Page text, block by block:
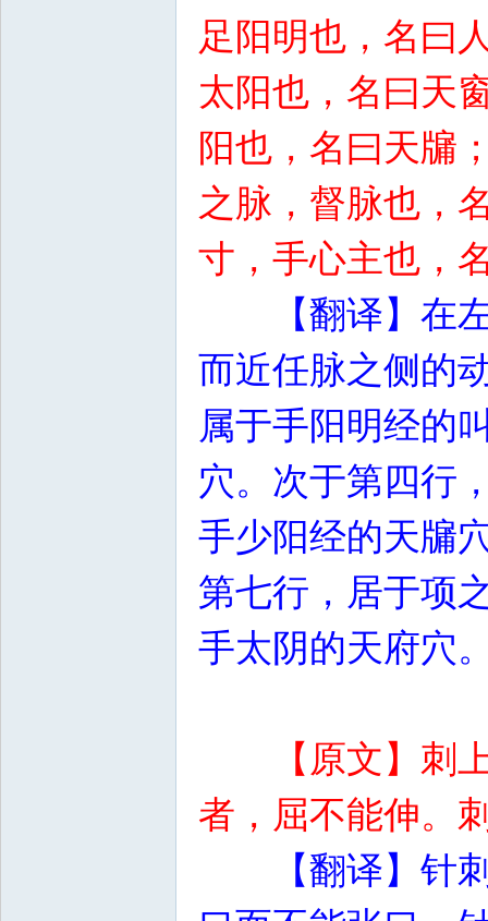
足阳明也，名曰
太阳也，名曰天
阳也，名曰天牖
之脉，督脉也，
寸，手心主也，
【翻译】在
而近任脉之侧的
属于手阳明经的
穴。次于第四行
手少阳经的天牖
第七行，居于项
手太阴的天府穴
【原文】刺
者，屈不能伸。
【翻译】针